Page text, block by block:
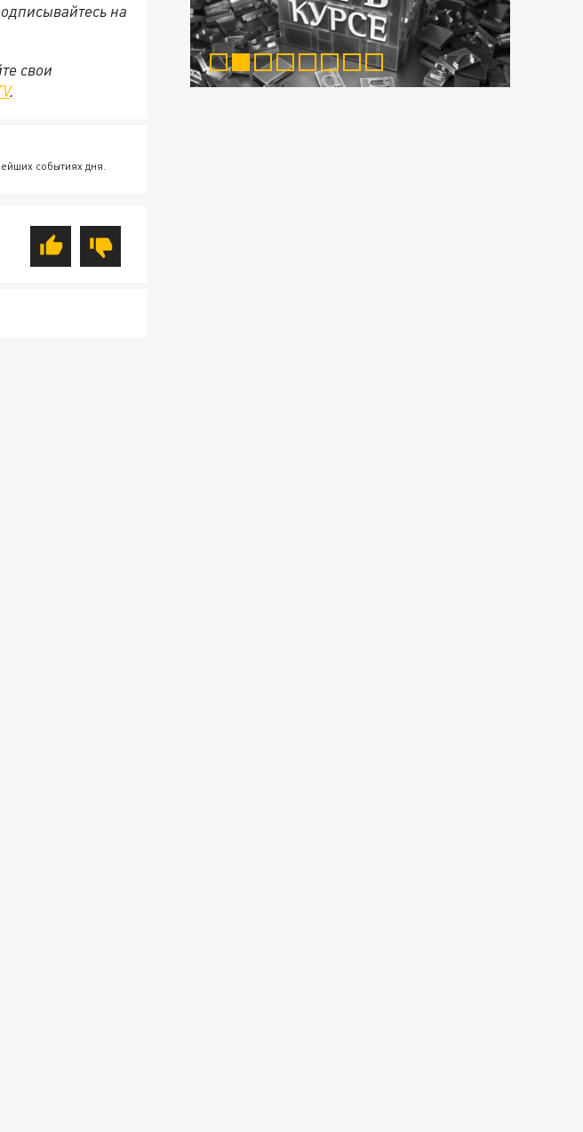
на
свои
.
событиях дня.